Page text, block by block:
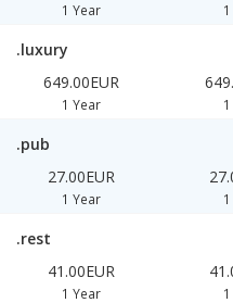
1 Year
.luxury
649.00EUR
1 Year
.pub
27.00EUR
1 Year
.rest
41.00EUR
1 Year